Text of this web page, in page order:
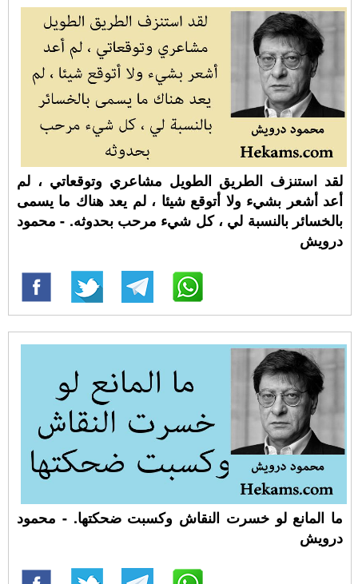
لقد استنزف الطريق الطويل مشاعري وتوقعاتي ، لم
أعد أشعر بشيء ولا أتوقع شيئا ، لم يعد هناك ما يسمى
بالخسائر بالنسبة لي ، كل شيء مرحب بحدوثه. - محمود
درويش
ما المانع لو خسرت النقاش وكسبت ضحكتها. - محمود
درويش